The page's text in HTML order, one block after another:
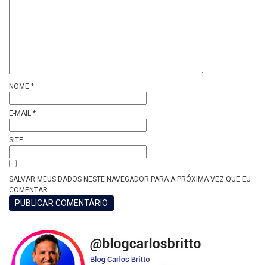
NOME *
E-MAIL *
SITE
SALVAR MEUS DADOS NESTE NAVEGADOR PARA A PRÓXIMA VEZ QUE EU
COMENTAR.